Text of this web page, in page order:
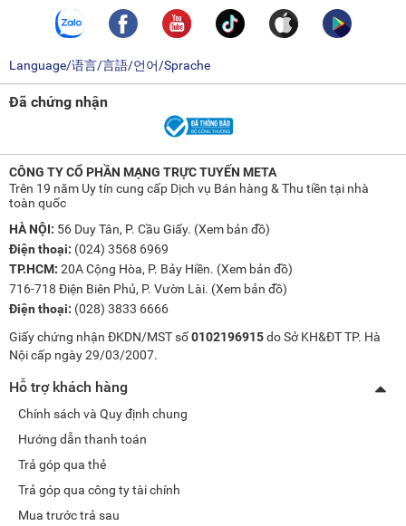
Language/语言/言語/언어/Sprache
Đã chứng nhận
CÔNG TY CỔ PHẦN MẠNG TRỰC TUYẾN META
Trên 19 năm Uy tín cung cấp Dịch vụ Bán hàng & Thu tiền tại nhà
toàn quốc
HÀ NỘI: 56 Duy Tân, P. Cầu Giấy. (Xem bản đồ)
Điện thoại: (024) 3568 6969
TP.HCM: 20A Cộng Hòa, P. Bảy Hiền. (Xem bản đồ)
716-718 Điện Biên Phủ, P. Vườn Lài. (Xem bản đồ)
Điện thoại: (028) 3833 6666
Giấy chứng nhận ĐKDN/MST số0102196915do Sở KH&ĐT TP. Hà
Nội cấp ngày 29/03/2007.
Hỗ trợ khách hàng
Chính sách và Quy định chung
Hướng dẫn thanh toán
Trả góp qua thẻ
Trả góp qua công ty tài chính
Mua trước trả sau